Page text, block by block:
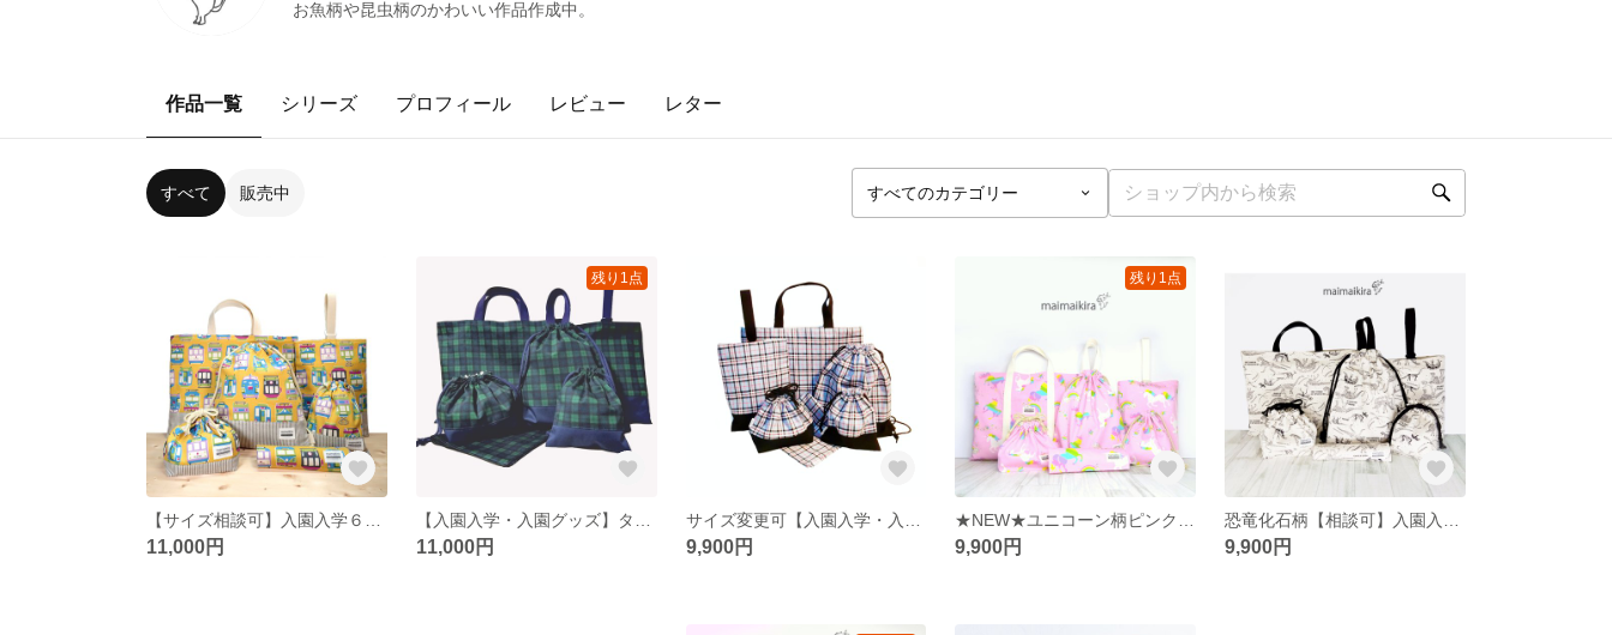
お魚柄や昆虫柄のかわいい作品作成中。
作品一覧 シリーズ プロフィール レビュー レター
すべて 販売中
11,000円
残り1点
11,000円 9,900円
残り1点
9,900円 9,900円